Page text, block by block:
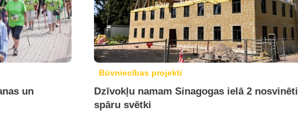
un
Būvniecības projekti
Dzīvokļu namam Sinagogas ielā 2 nosvinēti
spāru svētki